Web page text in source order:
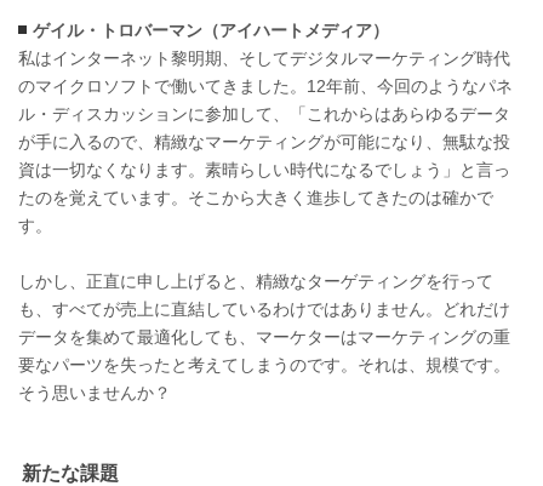
ゲイル・トロバーマン（アイハートメディア）
私はインターネット黎明期、そしてデジタルマーケティング時代
のマイクロソフトで働いてきました。12年前、今回のようなパネ
ル・ディスカッションに参加して、「これからはあらゆるデータ
が手に入るので、精緻なマーケティングが可能になり、無駄な投
資は一切なくなります。素晴らしい時代になるでしょう」と言っ
たのを覚えています。そこから大きく進歩してきたのは確かで
す。
しかし、正直に申し上げると、精緻なターゲティングを行って
も、すべてが売上に直結しているわけではありません。どれだけ
データを集めて最適化しても、マーケターはマーケティングの重
要なパーツを失ったと考えてしまうのです。それは、規模です。
そう思いませんか？
新たな課題